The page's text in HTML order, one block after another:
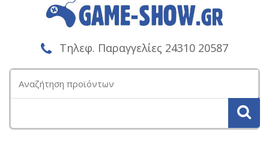
Τηλεφ. Παραγγελίες 24310 20587
για: